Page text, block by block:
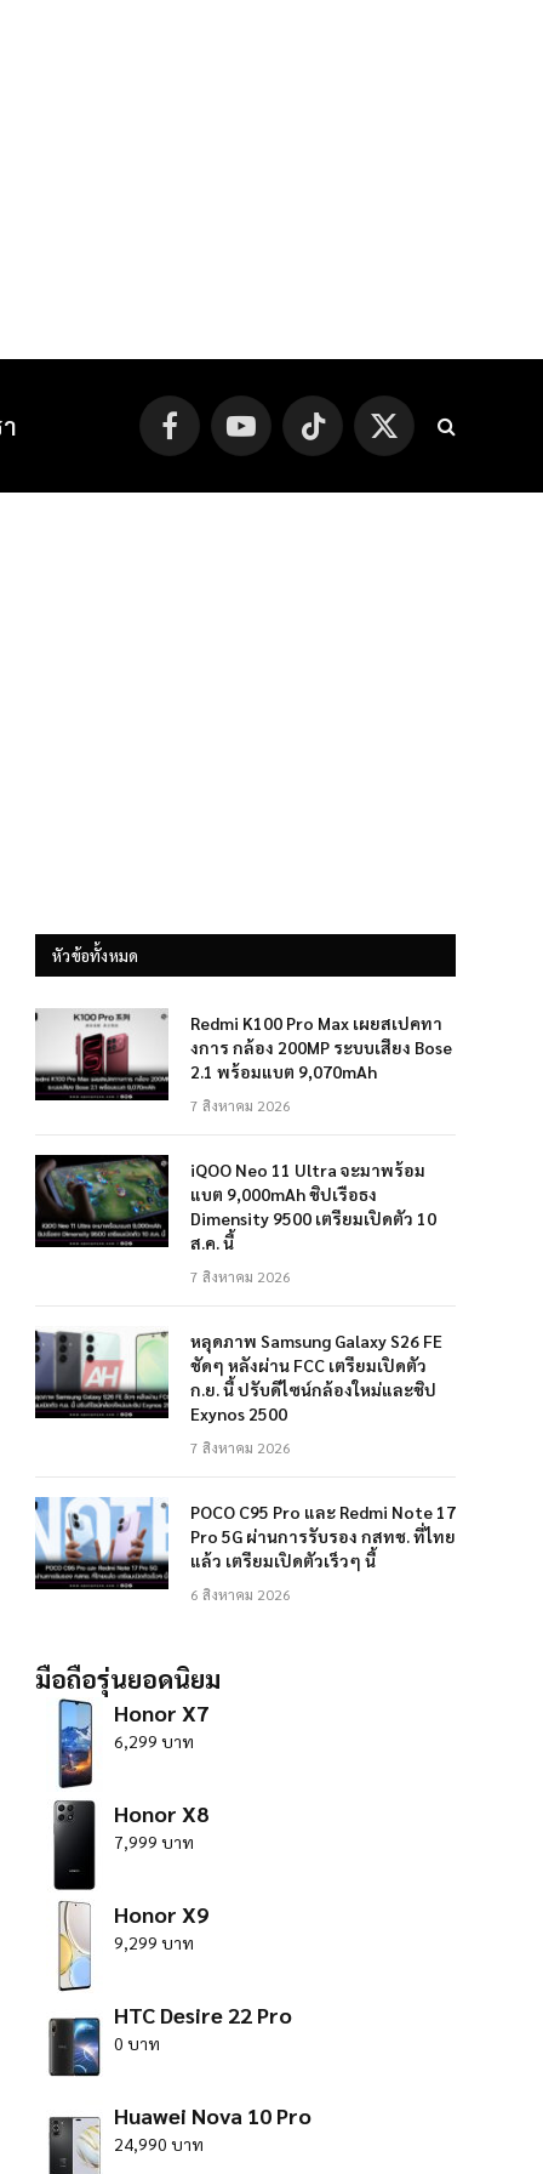
FacebookYouTube TikTok
X
(Twitter)
หัวข้อทั้งหมด
Redmi K100 Pro Max เผยสเปคทา
งการ กล้อง 200MP ระบบเสียง Bose
2.1 พร้อมแบต 9,070mAh
7 สิงหาคม 2026
iQOO Neo 11 Ultra จะมาพร้อม
แบต 9,000mAh ชิปเรือธง
Dimensity 9500 เตรียมเปิดตัว 10
ส.ค. นี้
7 สิงหาคม 2026
หลุดภาพ Samsung Galaxy S26 FE
ชัดๆ หลังผ่าน FCC เตรียมเปิดตัว
ก.ย. นี้ ปรับดีไซน์กล้องใหม่และชิป
Exynos 2500
7 สิงหาคม 2026
POCO C95 Pro และ Redmi Note 17
Pro 5G ผ่านการรับรอง กสทช. ที่ไทย
แล้ว เตรียมเปิดตัวเร็วๆ นี้
6 สิงหาคม 2026
มือถือรุ่นยอดนิยม
Honor X7
6,299 บาท
Honor X8
7,999 บาท
Honor X9
9,299 บาท
HTC Desire 22 Pro
0 บาท
Huawei Nova 10 Pro
24,990 บาท